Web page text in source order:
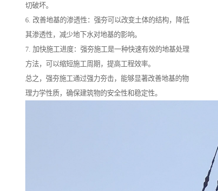
切破坏。
6. 改善地基的渗透性：强夯可以改变土体的结构，降低
其渗透性，减少地下水对地基的影响。
7. 加快施工进度：强夯施工是一种快速有效的地基处理
方法，可以缩短施工周期，提高工程效率。
总之，强夯施工通过强力夯击，能够显著改善地基的物
理力学性质，确保建筑物的安全性和稳定性。